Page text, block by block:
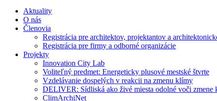
Aktuality
O nás
Členovia
Registrácia pre architektov, projektantov a
Registrácia pre firmy a odborné organizácie
Projekty
Innovation City Lab
Voliteľný predmet: Energeticky plusové mestské štvrte
Vzdelávanie dospelých v reakcii na zmenu klímy
DELIVER: Sídliská ako živé miesta odolné voči zmene
ClimArchiNet